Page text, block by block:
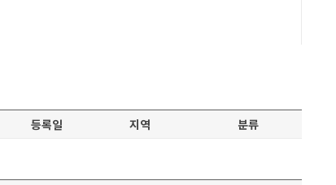
등록일 지역 분류